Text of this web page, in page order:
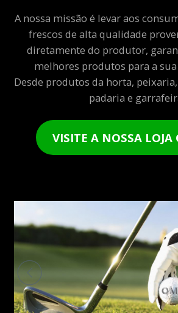
A nossa missão é levar aos
frescos de alta qualidade
diretamente do produtor,
melhores produtos para a
Desde produtos da horta,
padaria e
VISITE A NOSSA